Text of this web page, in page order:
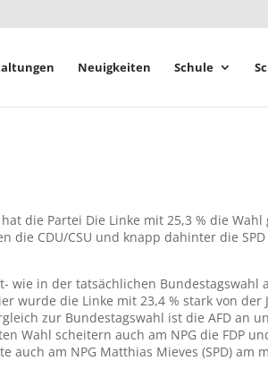
Neuigkeiten Schule
die Partei Die Linke mit 25,3 % die
die CDU/CSU und knapp dahinter die SPD
wie in der tatsächlichen Bundestagswahl
wurde die Linke mit 23,4 % stark von
zur Bundestagswahl ist die AFD an
Wahl scheitern auch am NPG die FDP
auch am NPG Matthias Mieves (SPD) am